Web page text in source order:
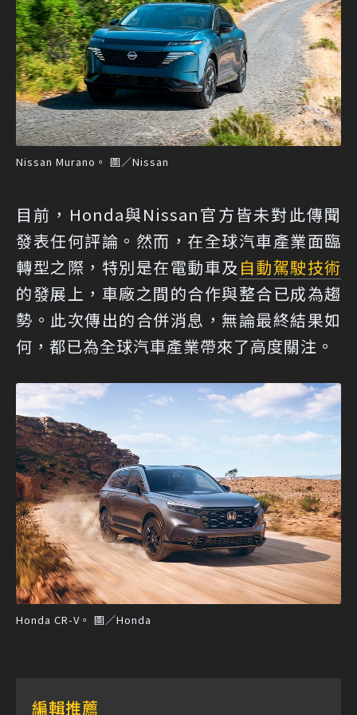
Nissan Murano。 圖／Nissan
目前，Honda與Nissan官方皆未對此傳聞
發表任何評論。然而，在全球汽車產業面臨
轉型之際，特別是在電動車及 自動駕駛技術
的發展上，車廠之間的合作與整合已成為趨
勢。此次傳出的合併消息，無論最終結果如
何，都已為全球汽車產業帶來了高度關注。
Honda CR-V。 圖／Honda
編輯推薦